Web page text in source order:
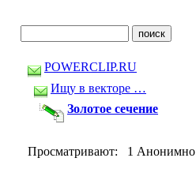
POWERCLIP.RU
Ищу в векторе …
Золотое сечение
Просматривают: 1 Анонимно